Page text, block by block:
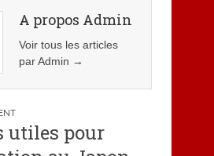
A propos Admin
Voir tous les articles
par Admin →
utiles pour